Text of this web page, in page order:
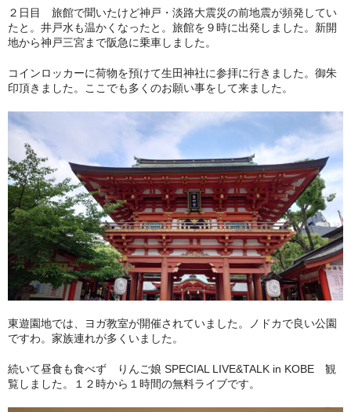
２日目 旅館で聞いたけど神戸・淡路大震災の前地震が頻発してい
たと。井戸水も温かくなったと。旅館を９時に出発しました。新開
地から神戸三宮まで阪急に乗車しました。
コインロッカーに荷物を預けて生田神社に参拝に行きました。御朱
印頂きました。ここでも多くのお願い事をして来ました。
東遊園地では、ヨガ教室が開催されていました。ノドカで良い公園
ですわ。家族連れが多くいました。
続いて昼食も食べず りんご娘 SPECIAL LIVE&TALK in KOBE 観
覧しました。１２時から１時間の無料ライブです。